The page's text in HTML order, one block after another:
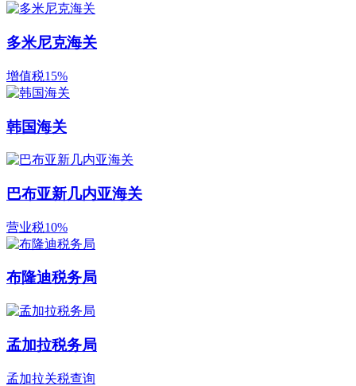
多米尼克海关
增值税15%
韩国海关
巴布亚新几内亚海关
营业税10%
布隆迪税务局
孟加拉税务局
孟加拉关税查询